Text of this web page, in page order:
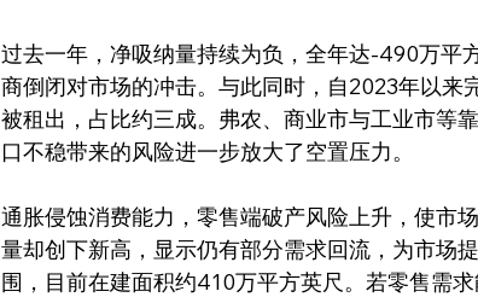
过去一年，净吸纳量持续为负，全年达-490万平
商倒闭对市场的冲击。与此同时，自2023年以
被租出，占比约三成。弗农、商业市与工业市等
口不稳带来的风险进一步放大了空置压力。
通胀侵蚀消费能力，零售端破产风险上升，使市
量却创下新高，显示仍有部分需求回流，为市场
围，目前在建面积约410万平方英尺。若零售需